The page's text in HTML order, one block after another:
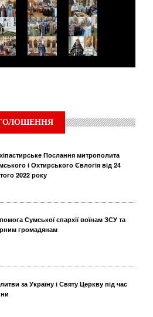
Послання митрополита
і Охтирського Євлогія від 24
2022 року
Сумської єпархії воїнам ЗСУ та
громадянам
за Україну і Святу Церкву під час